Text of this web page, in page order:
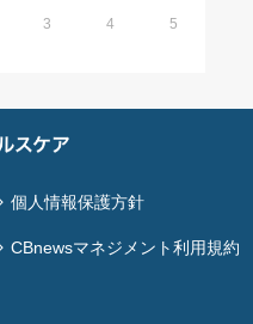
3 4 5
個人情報保護方針
CBnewsマネジメント利用規約